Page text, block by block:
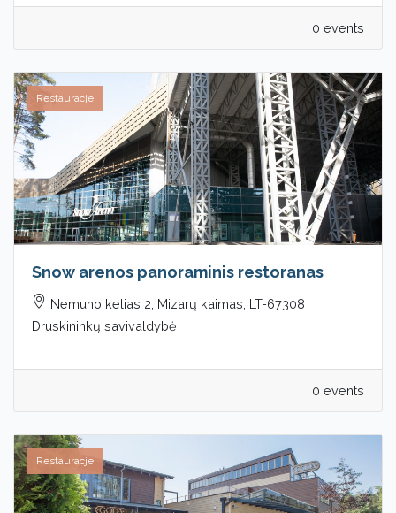
0 events
Restauracje
Snow arenos panoraminis restoranas
Nemuno kelias 2, Mizarų kaimas, LT-67308
Druskininkų savivaldybė
0 events
Restauracje